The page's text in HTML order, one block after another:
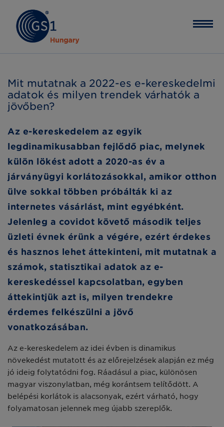
Mit mutatnak a 2022-es e-kereskedelmi
adatok és milyen trendek várhatók a
jövőben?
Az e-kereskedelem az egyik
legdinamikusabban fejlődő piac, melynek
külön lökést adott a 2020-as év a
járványügyi korlátozásokkal, amikor otthon
ülve sokkal többen próbálták ki az
internetes vásárlást, mint egyébként.
Jelenleg a covidot követő második teljes
üzleti évnek érünk a végére, ezért érdekes
és hasznos lehet áttekinteni, mit mutatnak a
számok, statisztikai adatok az e-
kereskedéssel kapcsolatban, egyben
áttekintjük azt is, milyen trendekre
érdemes felkészülni a jövő
vonatkozásában.
Az e-kereskedelem az idei évben is dinamikus
növekedést mutatott és az előrejelzések alapján ez még
jó ideig folytatódni fog. Ráadásul a piac, különösen
magyar viszonylatban, még korántsem telítődött. A
belépési korlátok is alacsonyak, ezért várható, hogy
folyamatosan jelennek meg újabb szereplők.